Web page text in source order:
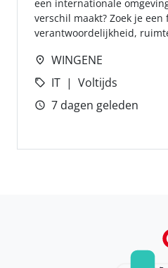
een internationale
verschil maakt? Zoek je
verantwoordelijkheid,
WINGENE
IT
Voltijds
7 dagen geleden